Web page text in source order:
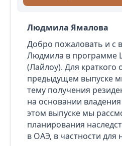
Людмила Ямалова
Добро пожаловать и с
Людмила в программе
(Лайлоу). Для краткого
предыдущем выпуске
тему получения
на основании
этом выпуске мы
планирования
в ОАЭ, в частности для